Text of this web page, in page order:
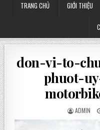
TRANG CHỦ
GIỚI THIỆU
don-vi-to-
phuot-
POSTED
BY
ADMIN